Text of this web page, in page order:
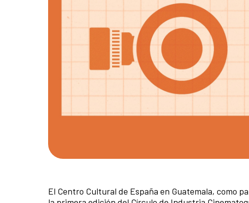
El Centro Cultural de España en Guatemala, como